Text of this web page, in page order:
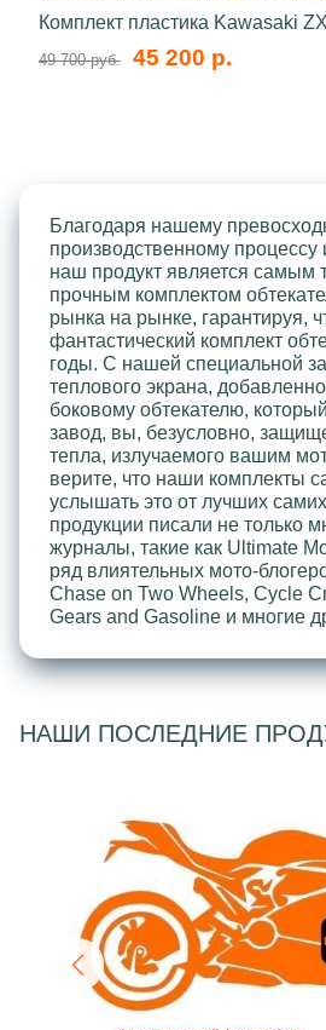
Комплект пластика Kawasaki
49 700 руб. 45 200 р.
Благодаря нашему
производственному процессу
наш продукт является самым
прочным комплектом
рынка на рынке, гарантируя,
фантастический комплект
годы. С нашей специальной
теплового экрана,
боковому обтекателю,
завод, вы, безусловно,
тепла, излучаемого вашим
верите, что наши комплекты
услышать это от лучших
продукции писали не только
журналы, такие как Ultimate
ряд влиятельных мото-
Chase on Two Wheels, Cycle
Gears and Gasoline и многие
НАШИ ПОСЛЕДНИЕ